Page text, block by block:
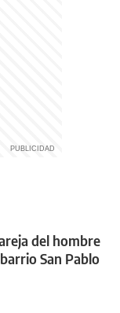
del hombre
San Pablo